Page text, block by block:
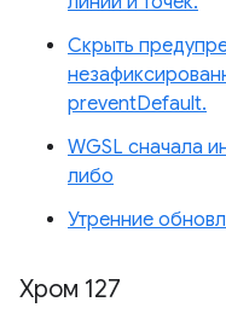
Скрыть
preventDefault.
WGSL сначала
либо
Утренние
Хром 127